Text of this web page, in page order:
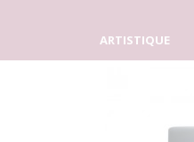
ARTISTIQUE